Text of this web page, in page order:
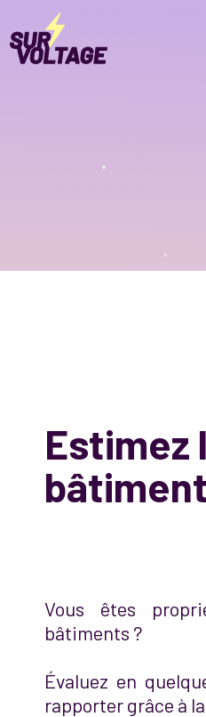
Estimez
bâtiment
Vous êtes
bâtiments ?
Évaluez en
rapporter grâce à